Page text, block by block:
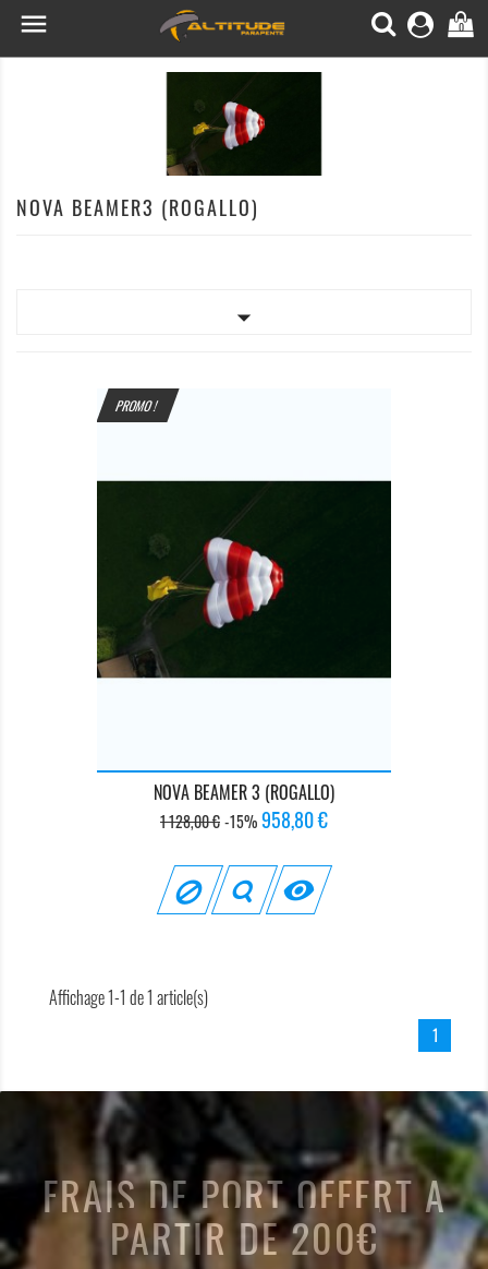
 0
NOVA BEAMER3 (ROGALLO)

PROMO !
NOVA BEAMER 3 (ROGALLO)
Prix
base
1 128,00 €-15%Prix
958,80 €

Affichage 1-1 de 1 article(s)
1
FRAIS DE PORT OFFERT A
PARTIR DE 200€